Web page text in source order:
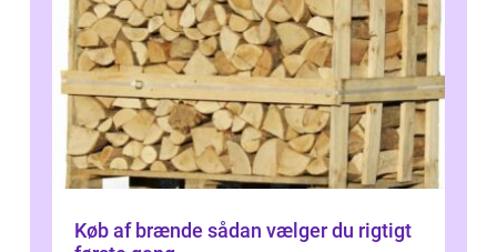
Køb af brænde sådan vælger du rigtigt